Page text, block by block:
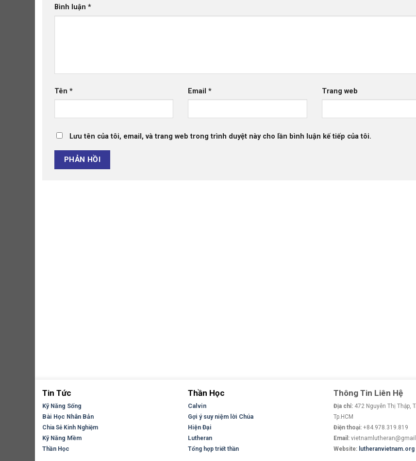
Bình luận *
Tên * Email* Trang web
Lưu tên của tôi, email, và trang web trong trình duyệt này cho lần bình luận kế tiếp của tôi.
Tin Tức
Kỹ Năng Sống
Bài Học Nhân Bản
Chia Sẻ Kinh Nghiệm
Kỹ Năng Mềm
Thần Học
Thần Học
Calvin
Gợi ý suy niệm lời Chúa
Hiện Đại
Lutheran
Tổng hợp triết thần
Thông Tin Liên Hệ
Địa chỉ: 472 Nguyễn Thị Thập,
Tp.HCM
Điện thoại: +84.978.319.819
Email:
Website: lutheranvietnam.org